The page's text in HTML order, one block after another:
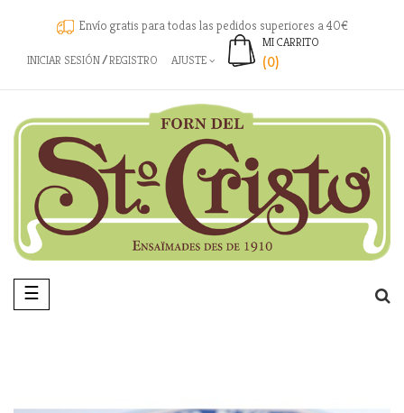
Envío gratis para todas las pedidos superiores a 40€
INICIAR SESIÓN REGISTRO AJUSTE
MI CARRITO
(0)
Navegación
de
☰